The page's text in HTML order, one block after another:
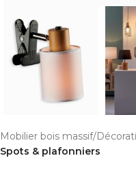
Mobilier bois massif
Spots & plafonniers